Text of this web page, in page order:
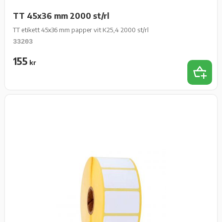
TT 45x36 mm 2000 st/rl
TT etikett 45x36 mm papper vit K25,4 2000 st/rl
33203
155 kr